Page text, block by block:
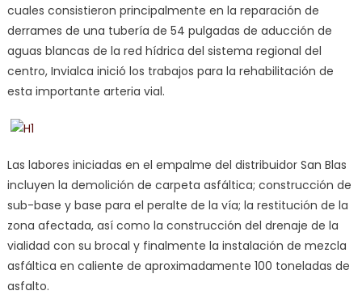
cuales consistieron principalmente en la reparación de
derrames de una tubería de 54 pulgadas de aducción de
aguas blancas de la red hídrica del sistema regional del
centro, Invialca inició los trabajos para la rehabilitación de
esta importante arteria vial.
Las labores iniciadas en el empalme del distribuidor San Blas
incluyen la demolición de carpeta asfáltica; construcción de
sub-base y base para el peralte de la vía; la restitución de la
zona afectada, así como la construcción del drenaje de la
vialidad con su brocal y finalmente la instalación de mezcla
asfáltica en caliente de aproximadamente 100 toneladas de
asfalto.